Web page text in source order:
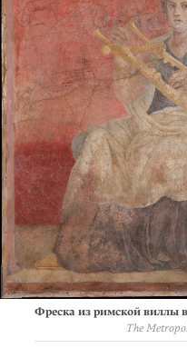
Фреска из римской виллы
The